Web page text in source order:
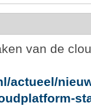
van de
actueel/